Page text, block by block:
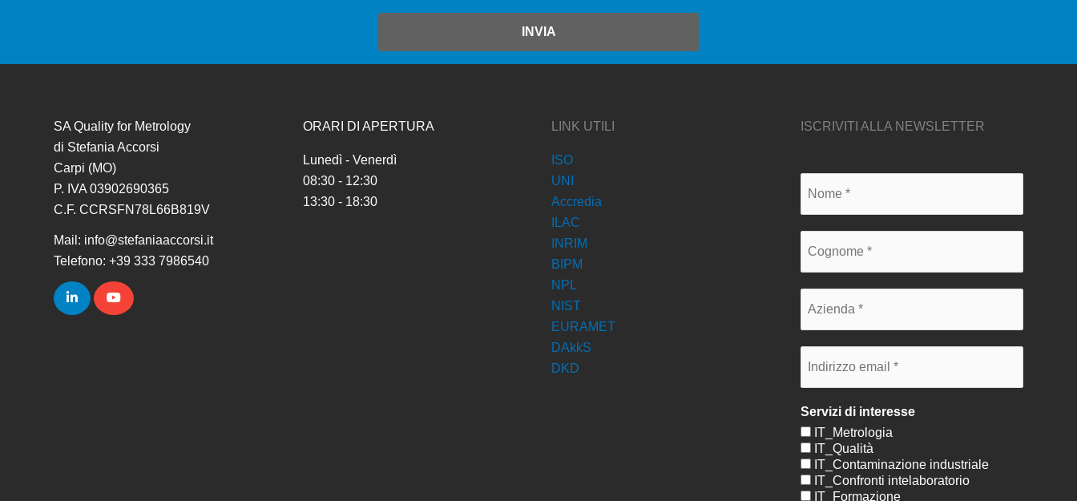
INVIA
SA Quality for Metrology
di Stefania Accorsi
Carpi (MO)
P. IVA 03902690365
C.F. CCRSFN78L66B819V
Mail: info@stefaniaaccorsi.it
Telefono: +39 333 7986540
ORARI DI APERTURA
Lunedì - Venerdì
08:30 - 12:30
13:30 - 18:30
LINK UTILI
ISO
UNI
Accredia
ILAC
INRIM
BIPM
NPL
NIST
EURAMET
DAkkS
DKD
ISCRIVITI ALLA NEWSLETTER
Servizi di interesse
IT_Metrologia
IT_Qualità
IT_Contaminazione industriale
IT_Confronti intelaboratorio
IT_Formazione